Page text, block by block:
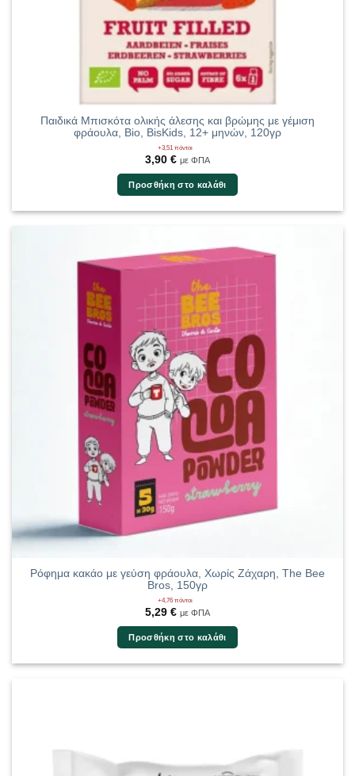
Παιδικά Μπισκότα ολικής άλεσης και βρώμης με γέμιση
φράουλα, Bio, BisKids, 12+ μηνών, 120γρ
+3,51 πόντοι
3,90 € με ΦΠΑ
Προσθήκη στο καλάθι
Ρόφημα κακάο με γεύση φράουλα, Χωρίς Ζάχαρη, The Bee
Bros, 150γρ
+4,76 πόντοι
5,29 € με ΦΠΑ
Προσθήκη στο καλάθι